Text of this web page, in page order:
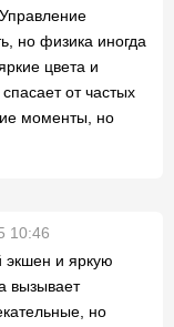
но физика иногда
цвета и
от частых
моменты, но
10:46
экшен и яркую
вызывает
но